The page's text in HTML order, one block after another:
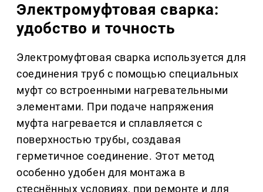
Электромуфтовая сварка:
удобство и точность
Электромуфтовая сварка используется для
соединения труб с помощью специальных
муфт со встроенными нагревательными
элементами. При подаче напряжения
муфта нагревается и сплавляется с
поверхностью трубы, создавая
герметичное соединение. Этот метод
особенно удобен для монтажа в
стеснённых условиях, при ремонте и для